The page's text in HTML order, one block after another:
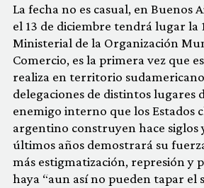
La fecha no es casual, en Buenos
el 13 de diciembre tendrá lugar la
Ministerial de la Organización
Comercio, es la primera vez que
realiza en territorio
delegaciones de distintos lugares
enemigo interno que los Estados
argentino construyen hace siglos
últimos años demostrará su
más estigmatización, represión y
haya “aun así no pueden tapar el